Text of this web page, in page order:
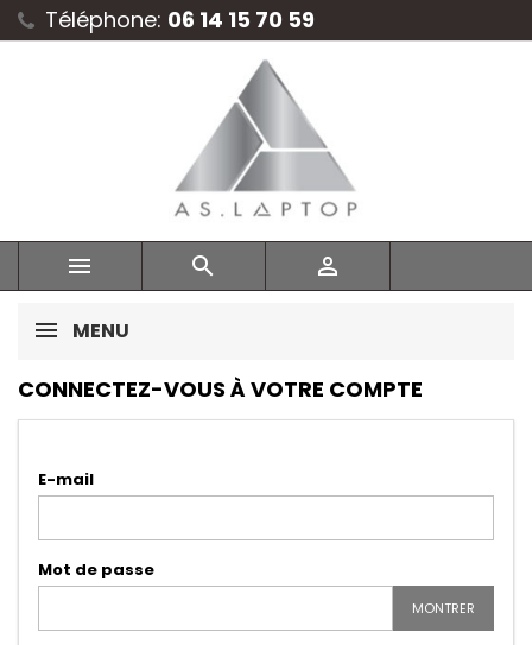
Téléphone: 06 14 15 70 59
  
MENU
CONNECTEZ-VOUS À VOTRE COMPTE
E-mail
Mot de passe
MONTRER